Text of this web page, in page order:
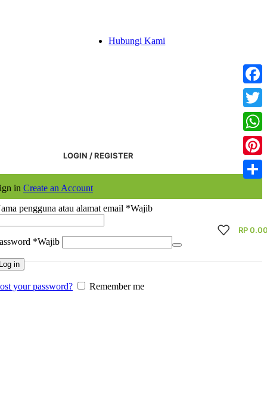
Hubungi Kami
LOGIN / REGISTER
in Create an Account
pengguna atau alamat email *Wajib
*Wajib
Log in
your password? Remember me
RP